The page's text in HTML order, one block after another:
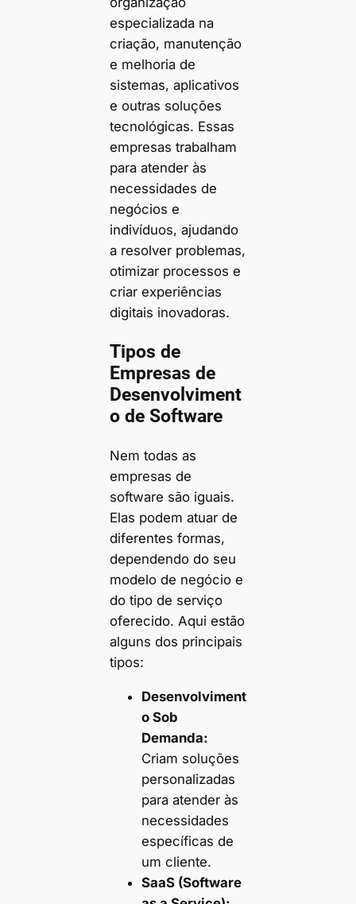
especializada na
criação, manutenção
e melhoria de
sistemas, aplicativos
e outras soluções
tecnológicas. Essas
empresas trabalham
para atender às
necessidades de
negócios e
indivíduos, ajudando
a resolver problemas,
otimizar processos e
criar experiências
digitais inovadoras.
Tipos de
Empresas de
Desenvolviment
o de Software
Nem todas as
empresas de
software são iguais.
Elas podem atuar de
diferentes formas,
dependendo do seu
modelo de negócio e
do tipo de serviço
oferecido. Aqui estão
alguns dos principais
tipos:
Desenvolviment
o Sob
Demanda:
Criam soluções
personalizadas
para atender às
necessidades
específicas de
um cliente.
SaaS (Software